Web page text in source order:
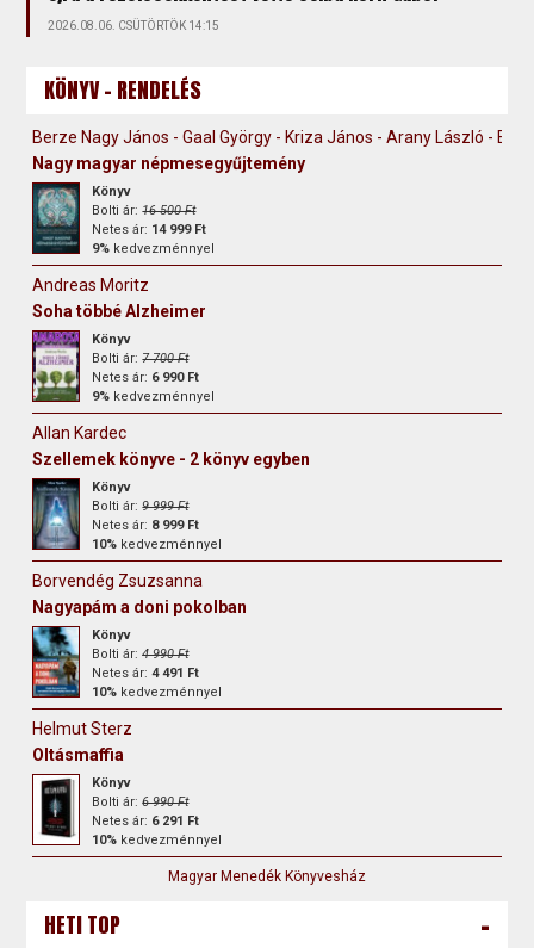
2026.08.06. CSÜTÖRTÖK 14:15
KÖNYV - RENDELÉS
Berze Nagy János - Gaal György - Kriza János - Arany László -
Nagy magyar népmesegyűjtemény
Könyv
Bolti ár:16 500 Ft
Netes ár: 14 999 Ft
9% kedvezménnyel
Andreas Moritz
Soha többé Alzheimer
Könyv
Bolti ár:7 700 Ft
Netes ár: 6 990 Ft
9% kedvezménnyel
Allan Kardec
Szellemek könyve - 2 könyv egyben
Könyv
Bolti ár:9 999 Ft
Netes ár: 8 999 Ft
10% kedvezménnyel
Borvendég Zsuzsanna
Nagyapám a doni pokolban
Könyv
Bolti ár:4 990 Ft
Netes ár:4 491 Ft
10% kedvezménnyel
Helmut Sterz
Oltásmaffia
Könyv
Bolti ár:6 990 Ft
Netes ár: 6 291 Ft
10% kedvezménnyel
Magyar Menedék Könyvesház
HETI TOP -